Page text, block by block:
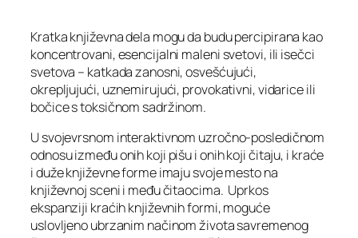
Kratka književna dela mogu da budu percipirana kao
koncentrovani, esencijalni maleni svetovi, ili isečci
svetova – katkada zanosni, osvešćujući,
okrepljujući, uznemirujući, provokativni, vidarice ili
bočice s toksičnom sadržinom.
U svojevrsnom interaktivnom uzročno-posledičnom
odnosu između onih koji pišu i onih koji čitaju, i kraće
i duže književne forme imaju svoje mesto na
književnoj sceni i među čitaocima. Uprkos
ekspanziji kraćih književnih formi, moguće
uslovljeno ubrzanim načinom života savremenog